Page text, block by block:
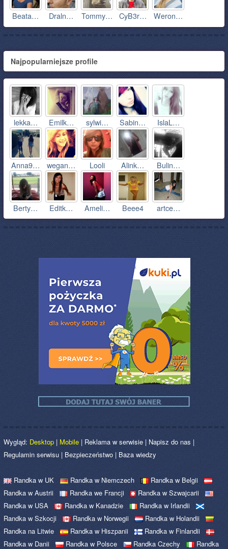
Beata… Draln… Tommy… CyB3r… Weron…
Najpopularniejsze profile
lekka… Emilk… sylwi… Sabin… IslaL…
Anna9… wegan… Looli Alink… Bulin…
Berty… Editk… Ameli… Beee4 artce…
Wygląd: Desktop | Mobile | Reklama w serwisie | Napisz do nas |
Regulamin serwisu | Bezpieczeństwo | Baza wiedzy
Randka w UK Randka w Niemczech
Randka w Belgii
Randka w Austrii
Randka we Francji
Randka w Szwajcarii
Randka w USA
Randka w Kanadzie
Randka w Irlandii
Randka w Szkocji
Randka w Norwegii
Randka w Holandii
Randka na Litwie
Randka w Hiszpanii
Randka w Finlandii
Randka w Danii
Randka w Polsce Randka Czechy
Randka